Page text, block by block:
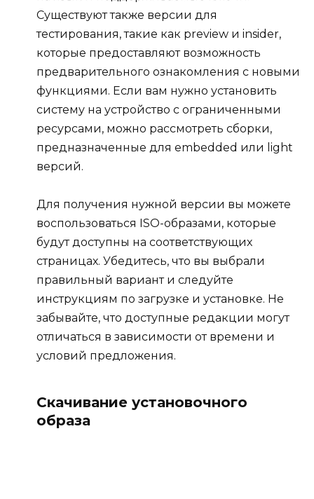
Существуют также версии для
тестирования, такие как preview и insider,
которые предоставляют возможность
предварительного ознакомления с новыми
функциями. Если вам нужно установить
систему на устройство с ограниченными
ресурсами, можно рассмотреть сборки,
предназначенные для embedded или light
версий.
Для получения нужной версии вы можете
воспользоваться ISO-образами, которые
будут доступны на соответствующих
страницах. Убедитесь, что вы выбрали
правильный вариант и следуйте
инструкциям по загрузке и установке. Не
забывайте, что доступные редакции могут
отличаться в зависимости от времени и
условий предложения.
Скачивание установочного
образа